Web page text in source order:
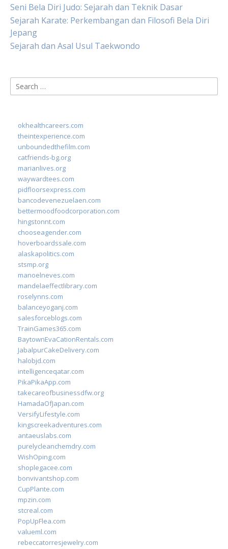
Seni Bela Diri Judo: Sejarah dan Teknik Dasar
Sejarah Karate: Perkembangan dan Filosofi Bela Diri
Jepang
Sejarah dan Asal Usul Taekwondo
Search
for:
okhealthcareers.com
theintexperience.com
unboundedthefilm.com
catfriends-bg.org
marianlives.org
waywardtees.com
pidfloorsexpress.com
bancodevenezuelaen.com
bettermoodfoodcorporation.com
hingstonnt.com
chooseagender.com
hoverboardssale.com
alaskapolitics.com
stsmp.org
manoelneves.com
mandelaeffectlibrary.com
roselynns.com
balanceyoganj.com
salesforceblogs.com
TrainGames365.com
BaytownEvaCationRentals.com
JabalpurCakeDelivery.com
halobjd.com
intelligenceqatar.com
PikaPikaApp.com
takecareofbusinessdfw.org
HamadaOfJapan.com
VersifyLifestyle.com
kingscreekadventures.com
antaeuslabs.com
purelycleanchemdry.com
WishOping.com
shoplegacee.com
bonvivantshop.com
CupPlante.com
mpzin.com
stcreal.com
PopUpFlea.com
valueml.com
rebeccatorresjewelry.com